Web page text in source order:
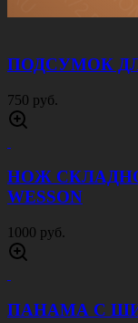
ПОДСУМОК
750 руб.
НОЖ
WESSON
1000 руб.
ПАНАМА С